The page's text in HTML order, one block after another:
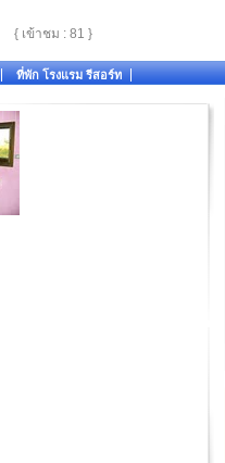
{ เข้าชม : 81 }
ที่พัก โรงแรม รีสอร์ท